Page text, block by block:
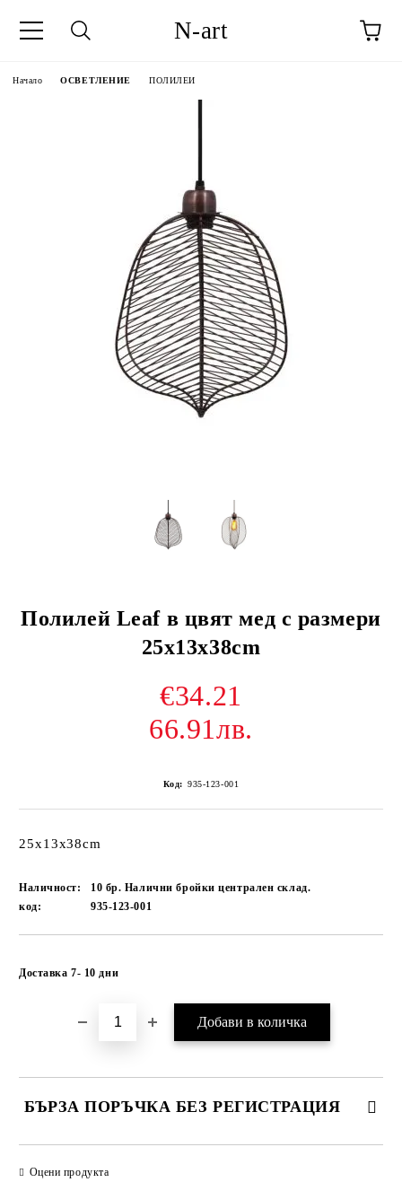
N-art
Начало ОСВЕТЛЕНИЕ ПОЛИЛЕИ
Полилей Leaf в цвят мед с размери
25x13x38cm
€34.21
66.91лв.
Код: 935-123-001
25x13x38cm
Наличност:
10 бр. Налични бройки централен склад.
код:
935-123-001
Доставка 7- 10 дни
БЪРЗА ПОРЪЧКА БЕЗ РЕГИСТРАЦИЯ
Оцени продукта